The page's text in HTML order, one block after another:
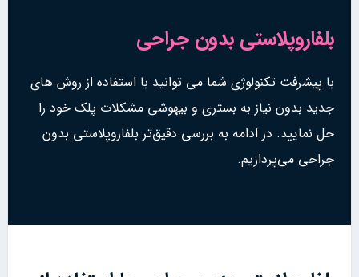
بلفاروپلاستی بدون جراحی
با پیشرفت تکنولوژی شما می توانید با استفاده از روش های
جدید بدون نیاز به بستری و بیهوشی مشکلات پلک خود را
حل نمایید. در ادامه به بررسی دقیق‌تر بلفاروپلاستی بدون
جراحی می‌پردازیم.